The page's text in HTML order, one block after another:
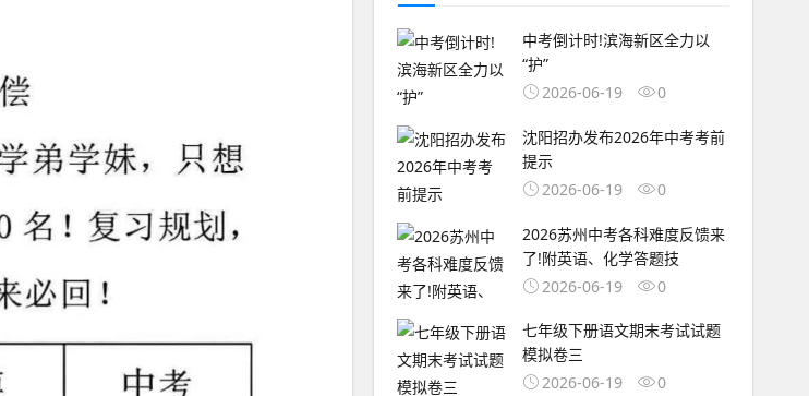
中考倒计时!滨海新区全力以
“护”
2026-06-19
0
沈阳招办发布2026年中考考前
提示
2026-06-19
0
2026苏州中考各科难度反馈来
了!附英语、化学答题技
2026-06-19
0
七年级下册语文期末考试试题
模拟卷三
2026-06-19
0